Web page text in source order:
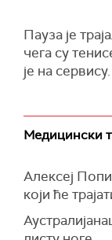
Пауза је
чега су
је на сервису.
Медицински
Алексеј
који ће